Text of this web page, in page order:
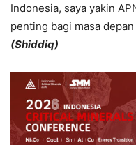
Indonesia, saya yakin
penting bagi masa
(Shiddiq)